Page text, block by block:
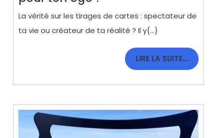
veux
un
tirage
cartes
ego
?
La vérité sur les tirages de cartes : spectateur de
ta vie ou créateur de ta réalité ? Il y{...}
LIRE LA SUITE…LIRE
LA